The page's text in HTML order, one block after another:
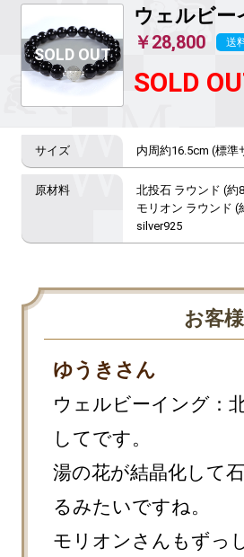
ウェルビー
￥28,800 送
SOLD
内周約16.5cm (標準
北投石 ラウンド (約
モリオン ラウンド (
silver925
お客
ゆうきさん
ウェルビーイング：
してです。
湯の花が結晶化して
るみたいですね。
モリオンさんもずっ